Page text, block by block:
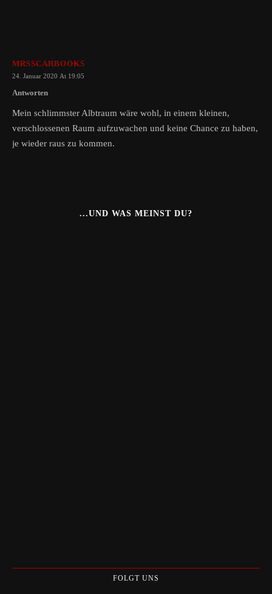
MRSSCARBOOKS
24. Januar 2020 At 19:05
Antworten
Mein schlimmster Albtraum wäre wohl, in einem kleinen,
verschlossenen Raum aufzuwachen und keine Chance zu haben,
je wieder raus zu kommen.
...UND WAS MEINST DU?
FOLGT UNS